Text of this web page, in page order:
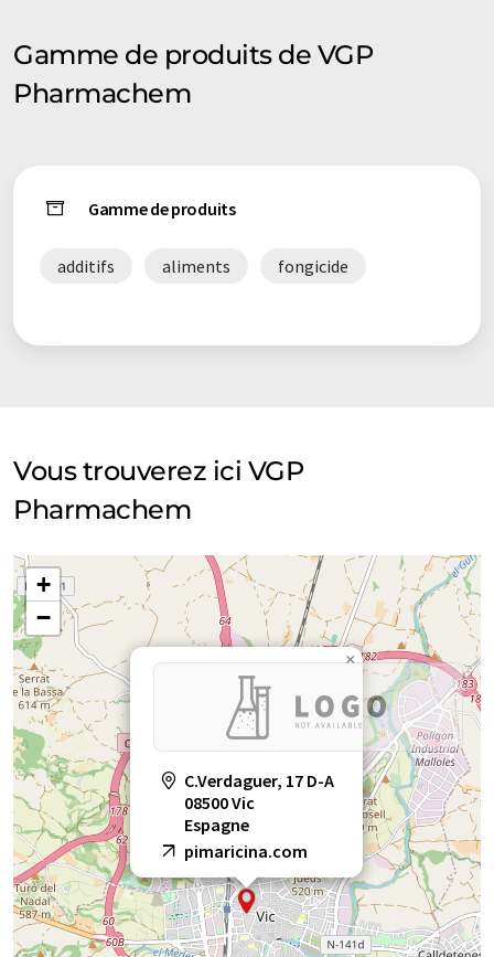
Gamme de produits de VGP
Pharmachem
Gamme de produits
additifs aliments fongicide
Vous trouverez ici VGP
Pharmachem
C.Verdaguer, 17 D-A
08500 Vic
Espagne
pimaricina.com
×
+
−